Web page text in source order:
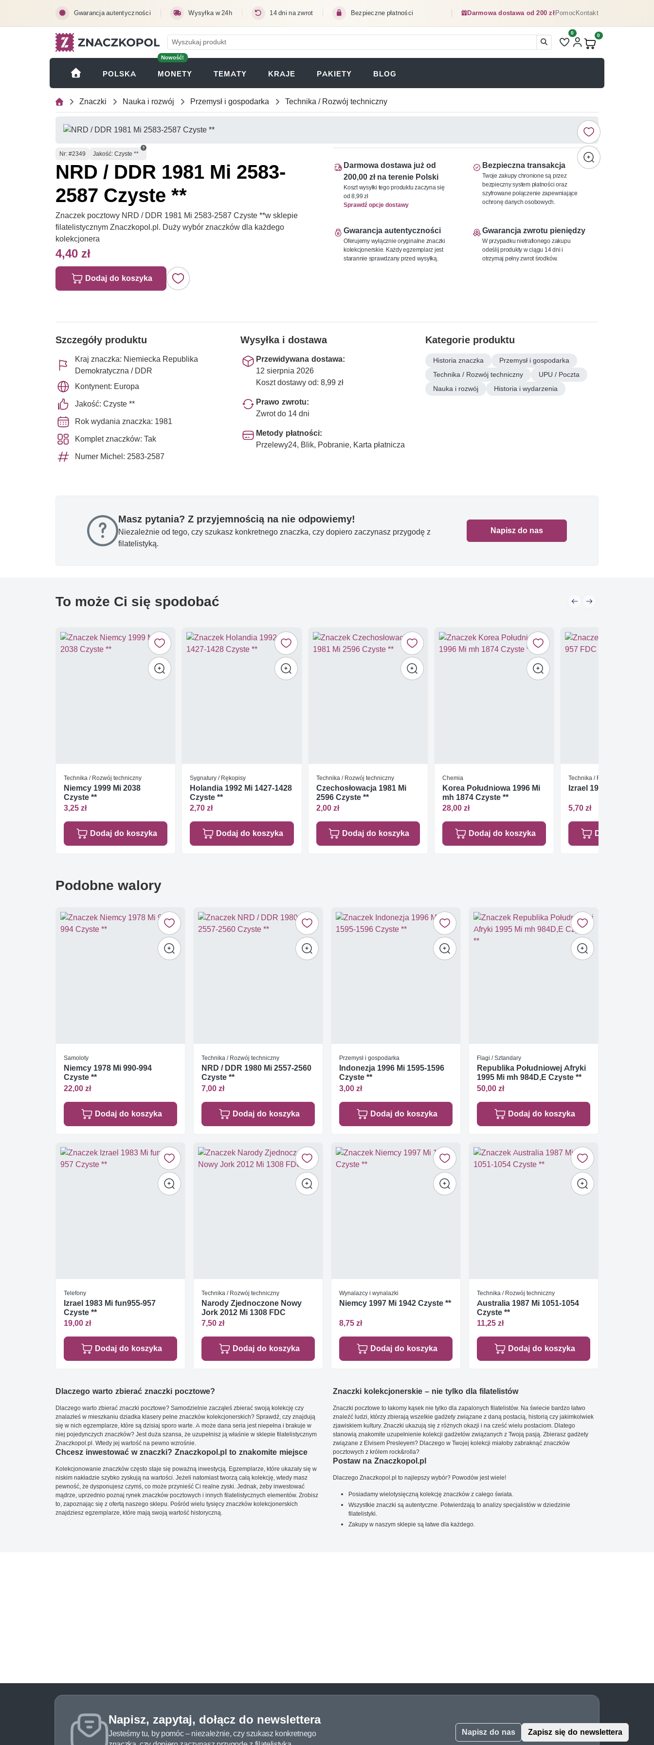
Gwarancja autentyczności Wysyłka w 24h 14 dni na zwrot Bezpieczne płatności Darmowa dostawa od 200 złPomocKontakt
Liczba pozycji na liście
0
Produkty w koszyku:
0
POLSKA
Nowość!
MONETY (OTWIERA SIĘ W NOWEJ KARCIE)
TEMATY KRAJE PAKIETY BLOG
Znaczki Nauka i rozwój Przemysł i gospodarka Technika / Rozwój techniczny
Numer
Nr: #2349 Jakość: Czyste **
NRD / DDR 1981 Mi 2583-
2587 Czyste **
Znaczek pocztowy NRD / DDR 1981 Mi 2583-2587 Czyste **w sklepie
filatelistycznym Znaczkopol.pl. Duży wybór znaczków dla każdego
kolekcjonera
4,40 zł
Dodaj do koszyka
Darmowa dostawa już od
200,00 zł na terenie Polski
Koszt wysyłki tego produktu zaczyna się
od 8,99 zł
Sprawdź opcje dostawy
Bezpieczna transakcja
Twoje zakupy chronione są przez
bezpieczny system płatności oraz
szyfrowane połączenie zapewniające
ochronę danych osobowych.
Gwarancja autentyczności
Oferujemy wyłącznie oryginalne znaczki
kolekcjonerskie. Każdy egzemplarz jest
starannie sprawdzany przed wysyłką.
Gwarancja zwrotu pieniędzy
W przypadku nietrafionego zakupu
odeślij produkty w ciągu 14 dni i
otrzymaj pełny zwrot środków.
Szczegóły produktu
Kraj znaczka: Niemiecka Republika
Demokratyczna / DDR
Kontynent: Europa
Jakość: Czyste **
Rok wydania znaczka: 1981
Komplet znaczków: Tak
Numer Michel: 2583-2587
Wysyłka i dostawa
Przewidywana dostawa:
12 sierpnia 2026
Koszt dostawy od: 8,99 zł
Prawo zwrotu:
Zwrot do 14 dni
Metody płatności:
Przelewy24, Blik, Pobranie, Karta płatnicza
Kategorie produktu
Historia znaczka
Przemysł i gospodarka
Technika / Rozwój techniczny
UPU / Poczta
Nauka i rozwój
Historia i wydarzenia
Masz pytania? Z przyjemnością na nie odpowiemy!
Niezależnie od tego, czy szukasz konkretnego znaczka, czy dopiero zaczynasz przygodę z
filatelistyką.
Napisz do nas
To może Ci się spodobać
Technika / Rozwój techniczny
Niemcy 1999 Mi 2038
Czyste **
3,25 zł
Dodaj do koszyka
Sygnatury / Rękopisy
Holandia 1992 Mi 1427-1428
Czyste **
2,70 zł
Dodaj do koszyka
Technika / Rozwój techniczny
Czechosłowacja 1981 Mi
2596 Czyste **
2,00 zł
Dodaj do koszyka
Chemia
Korea Południowa 1996 Mi
mh 1874 Czyste **
28,00 zł
Dodaj do koszyka
Technika / Rozwój techniczny
Izrael 1984 Mi 955-957
5,70 zł
Dodaj do
Podobne walory
Samoloty
Niemcy 1978 Mi 990-994
Czyste **
22,00 zł
Dodaj do koszyka
Technika / Rozwój techniczny
NRD / DDR 1980 Mi 2557-2560
Czyste **
7,00 zł
Dodaj do koszyka
Przemysł i gospodarka
Indonezja 1996 Mi 1595-1596
Czyste **
3,00 zł
Dodaj do koszyka
Flagi / Sztandary
Republika Południowej Afryki
1995 Mi mh 984D,E Czyste **
50,00 zł
Dodaj do koszyka
Telefony
Izrael 1983 Mi fun955-957
Czyste **
19,00 zł
Dodaj do koszyka
Technika / Rozwój techniczny
Narody Zjednoczone Nowy
Jork 2012 Mi 1308 FDC
7,50 zł
Dodaj do koszyka
Wynalazcy i wynalazki
Niemcy 1997 Mi 1942 Czyste **
8,75 zł
Dodaj do koszyka
Technika / Rozwój techniczny
Australia 1987 Mi 1051-1054
Czyste **
11,25 zł
Dodaj do koszyka
Dlaczego warto zbierać znaczki pocztowe?
Dlaczego warto zbierać znaczki pocztowe? Samodzielnie zacząłeś zbierać swoją kolekcję czy
znalazłeś w mieszkaniu dziadka klasery pełne znaczków kolekcjonerskich? Sprawdź, czy znajdują
się w nich egzemplarze, które są dzisiaj sporo warte. A może dana seria jest niepełna i brakuje w
niej pojedynczych znaczków? Jest duża szansa, że uzupełnisz ją właśnie w sklepie filatelistycznym
Znaczkopol.pl. Wtedy jej wartość na pewno wzrośnie.
Chcesz inwestować w znaczki? Znaczkopol.pl to znakomite miejsce
Kolekcjonowanie znaczków często staje się poważną inwestycją. Egzemplarze, które ukazały się w
niskim nakładzie szybko zyskują na wartości. Jeżeli natomiast tworzą całą kolekcję, wtedy masz
pewność, że dysponujesz czymś, co może przynieść Ci realne zyski. Jednak, żeby inwestować
mądrze, uprzednio poznaj rynek znaczków pocztowych i innych filatelistycznych elementów. Zrobisz
to, zapoznając się z ofertą naszego sklepu. Pośród wielu tysięcy znaczków kolekcjonerskich
znajdziesz egzemplarze, które mają swoją wartość historyczną.
Znaczki kolekcjonerskie – nie tylko dla filatelistów
Znaczki pocztowe to łakomy kąsek nie tylko dla zapalonych filatelistów. Na świecie bardzo łatwo
znaleźć ludzi, którzy zbierają wszelkie gadżety związane z daną postacią, historią czy jakimkolwiek
zjawiskiem kultury. Znaczki ukazują się z różnych okazji i na cześć wielu postaciom. Dlatego
stanowią znakomite uzupełnienie kolekcji gadżetów związanych z Twoją pasją. Zbierasz gadżety
związane z Elvisem Presleyem? Dlaczego w Twojej kolekcji miałoby zabraknąć znaczków
pocztowych z królem rock&rolla?
Postaw na Znaczkopol.pl
Dlaczego Znaczkopol.pl to najlepszy wybór? Powodów jest wiele!
Posiadamy wielotysięczną kolekcję znaczków z całego świata.
Wszystkie znaczki są autentyczne. Potwierdzają to analizy specjalistów w dziedzinie
filatelistyki.
Zakupy w naszym sklepie są łatwe dla każdego.
Napisz, zapytaj, dołącz do newslettera
Jesteśmy tu, by pomóc – niezależnie, czy szukasz konkretnego
Napisz do nas Zapisz się do newslettera